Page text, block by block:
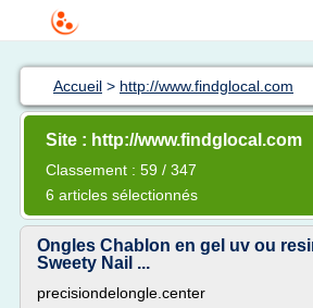
Accueil > http://www.findglocal.com
Site : http://www.findglocal.com
Classement : 59 / 347
6 articles sélectionnés
Ongles Chablon en gel uv ou
Sweety Nail ...
precisiondelongle.center